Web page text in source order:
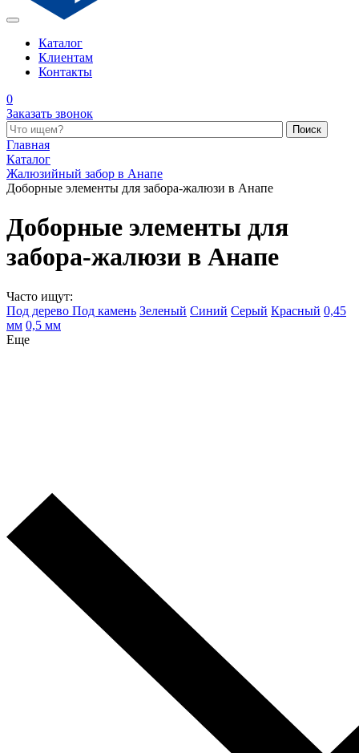
Каталог
Клиентам
Контакты
0
Заказать звонок
Поиск по каталогу
Главная
Каталог
Жалюзийный забор в Анапе
Доборные элементы для забора-жалюзи в Анапе
Доборные элементы для
забора-жалюзи в Анапе
Часто ищут:
Под дерево Под камень Зеленый Синий Серый Красный 0,45
мм 0,5 мм
Еще